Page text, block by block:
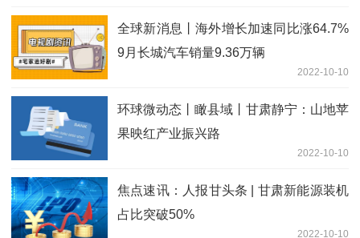
全球新消息丨海外增长加速同比涨64.7%
9月长城汽车销量9.36万辆
2022-10-10
环球微动态丨瞰县域丨甘肃静宁：山地苹
果映红产业振兴路
2022-10-10
焦点速讯：人报甘头条 | 甘肃新能源装机
占比突破50%
2022-10-10